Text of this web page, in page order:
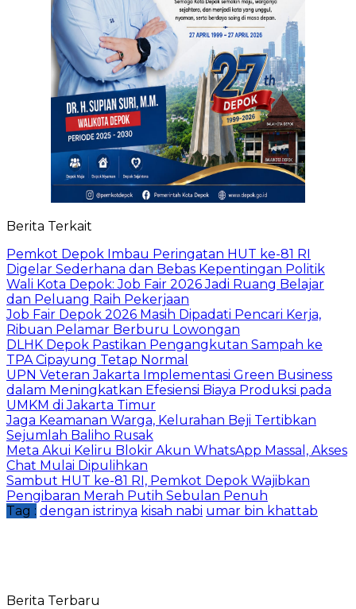
Berita Terkait
Pemkot Depok Imbau Peringatan HUT ke-81 RI
Digelar Sederhana dan Bebas Kepentingan Politik
Wali Kota Depok: Job Fair 2026 Jadi Ruang Belajar
dan Peluang Raih Pekerjaan
Job Fair Depok 2026 Masih Dipadati Pencari Kerja,
Ribuan Pelamar Berburu Lowongan
DLHK Depok Pastikan Pengangkutan Sampah ke
TPA Cipayung Tetap Normal
UPN Veteran Jakarta Implementasi Green Business
dalam Meningkatkan Efesiensi Biaya Produksi pada
UMKM di Jakarta Timur
Jaga Keamanan Warga, Kelurahan Beji Tertibkan
Sejumlah Baliho Rusak
Meta Akui Keliru Blokir Akun WhatsApp Massal, Akses
Chat Mulai Dipulihkan
Sambut HUT ke-81 RI, Pemkot Depok Wajibkan
Pengibaran Merah Putih Sebulan Penuh
Tag : dengan istrinya kisah nabi umar bin khattab
Berita Terbaru